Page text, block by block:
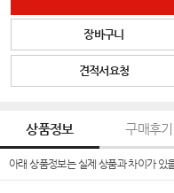
장바구니
견적서요청
상품정보 구매후기
아래 상품정보는 실제 상품과 차이가 있